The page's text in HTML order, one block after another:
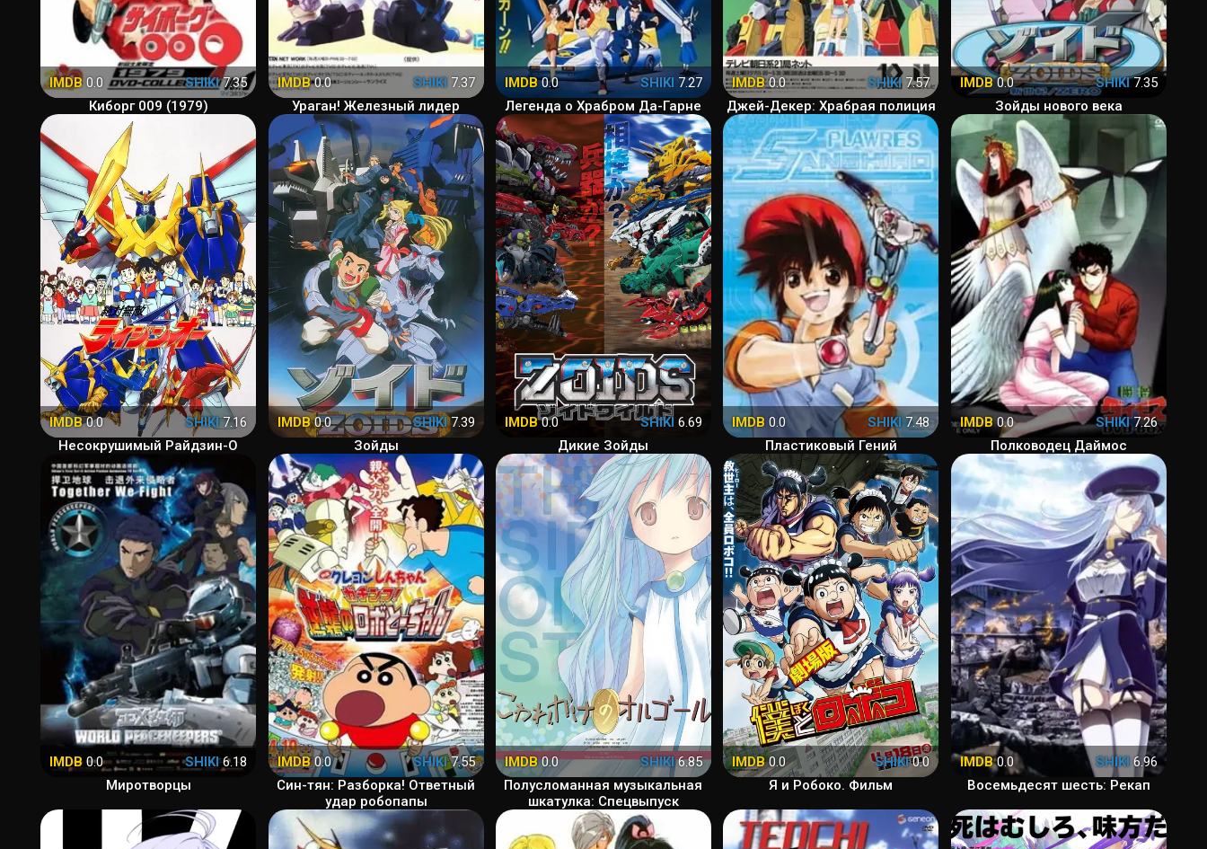
IMDB0.0 SHIKI7.35
Киборг 009 (1979)
IMDB0.0 SHIKI7.37
Ураган! Железный лидер
IMDB0.0 SHIKI 7.27
Легенда о Храбром Да-Гарне
IMDB0.0 SHIKI7.57
Джей-Декер: Храбрая полиция
IMDB0.0 SHIKI7.35
Зойды нового века
IMDB0.0 SHIKI7.16
Несокрушимый Райдзин-О
IMDB0.0 SHIKI7.39
Зойды
IMDB0.0 SHIKI 6.69
Дикие Зойды
IMDB 0.0 SHIKI7.48
Пластиковый Гений
IMDB0.0 SHIKI7.26
Полководец Даймос
IMDB0.0 SHIKI6.18
Миротворцы
IMDB0.0 SHIKI7.55
Син-тян: Разборка! Ответный
удар робопапы
IMDB0.0 SHIKI6.85
Полусломанная музыкальная
шкатулка: Спецвыпуск
IMDB0.0 SHIKI0.0
Я и Робоко. Фильм
IMDB0.0 SHIKI6.96
Восемьдесят шесть: Рекап